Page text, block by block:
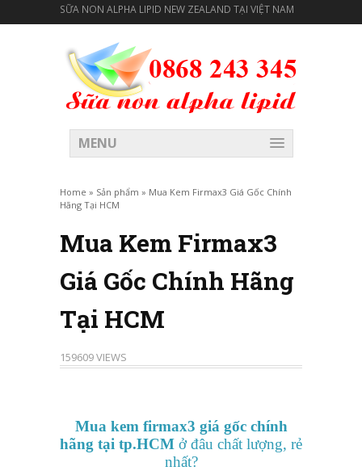
SỮA NON ALPHA LIPID NEW ZEALAND TẠI VIỆT NAM
MENU
Home » Sản phẩm » Mua Kem Firmax3 Giá Gốc Chính
Hãng Tại HCM
Mua Kem Firmax3
Giá Gốc Chính Hãng
Tại HCM
159609 VIEWS
Mua kem firmax3 giá gốc chính
hãng tại tp.HCM ở đâu chất lượng, rẻ
nhất?